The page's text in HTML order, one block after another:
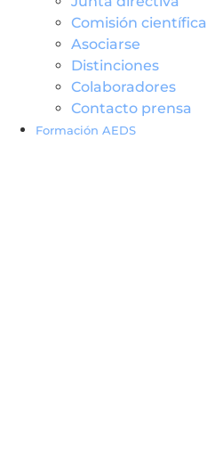
Comisión científica
Asociarse
Distinciones
Colaboradores
Contacto prensa
Formación AEDS